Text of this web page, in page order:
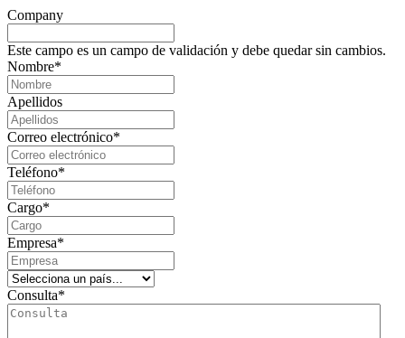
Company
Este campo es un campo de validación y debe quedar sin cambios.
Nombre*
Apellidos
Correo electrónico*
Teléfono*
Cargo*
Empresa*
Consulta*